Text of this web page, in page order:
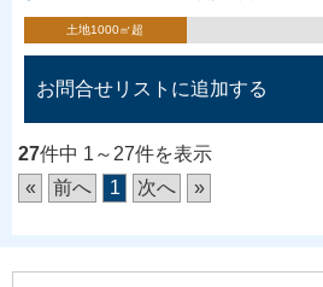
土地1000㎡超
お問合せリストに追加する
27件中 1～27件を表示
«
前へ 1 次へ »